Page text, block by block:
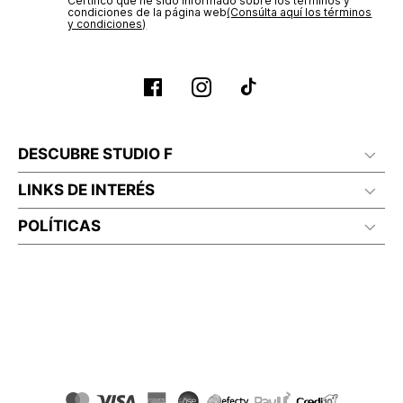
condiciones de la página web‎(Consúlta aquí los términos
y condiciones)
DESCUBRE STUDIO F
LINKS DE INTERÉS
POLÍTICAS